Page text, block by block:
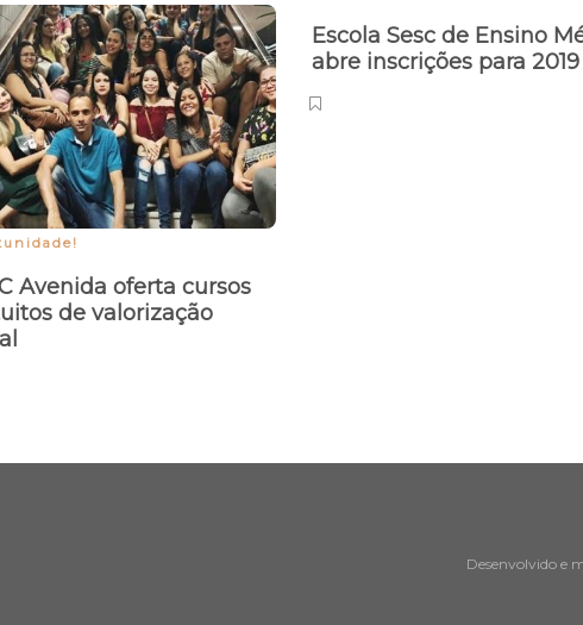
Avenida oferta cursos
de valorização
Escola Sesc de Ensino
abre inscrições para 2019
Desenvolvido e